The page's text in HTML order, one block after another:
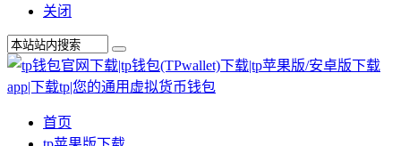
关闭
首页